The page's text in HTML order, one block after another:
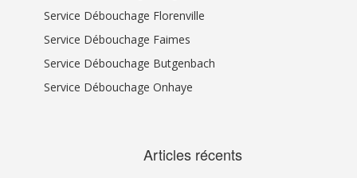
Service Débouchage Florenville
Service Débouchage Faimes
Service Débouchage Butgenbach
Service Débouchage Onhaye
Articles récents